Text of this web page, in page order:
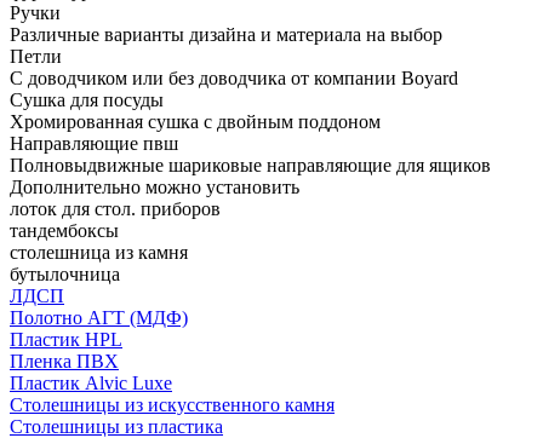
Ручки
Различные варианты дизайна и материала на выбор
Петли
С доводчиком или без доводчика от компании Boyard
Сушка для посуды
Хромированная сушка с двойным поддоном
Направляющие пвш
Полновыдвижные шариковые направляющие для ящиков
Дополнительно можно установить
лоток для стол. приборов
тандембоксы
столешница из камня
бутылочница
ЛДСП
Полотно АГТ (МДФ)
Пластик HPL
Пленка ПВХ
Пластик Alvic Luxe
Столешницы из искусственного камня
Столешницы из пластика